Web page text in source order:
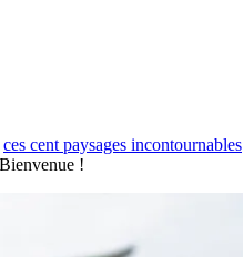
ces cent paysages incontournables
!